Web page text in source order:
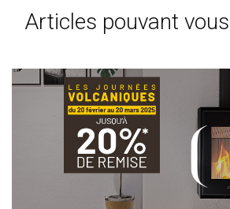
Articles pouvant